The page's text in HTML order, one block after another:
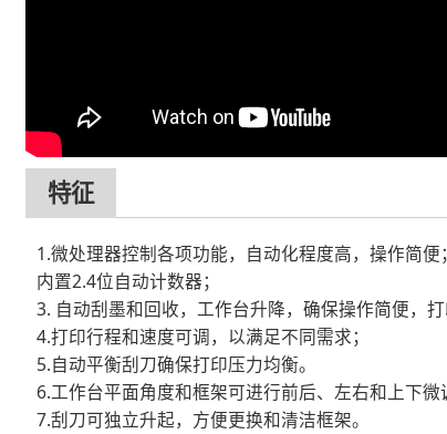
特征
1.微处理器控制各项功能，自动化程度高，操作简便；
内置2.4位自动计数器；
3. 自动刮墨和回收，工作台升降，确保操作简便，打
4.打印行程和速度可调，以满足不同需求；
5.自动平衡刮刀确保打印压力均衡。
6.工作台平面角度和框架可进行前后、左右和上下微
7.刮刀可独立升起，方便更换和清洁框架。